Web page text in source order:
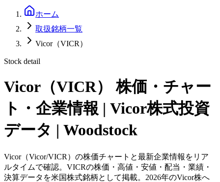
ホーム
取扱銘柄一覧
Vicor（VICR）
Stock detail
Vicor（VICR）
株価・チャー
ト・企業情報 | Vicor株式投資
データ | Woodstock
Vicor（Vicor/VICR）の株価チャートと最新企業情報をリア
ルタイムで確認。VICRの株価・高値・安値・配当・業績・
決算データを米国株式銘柄として掲載。2026年のVicor株へ